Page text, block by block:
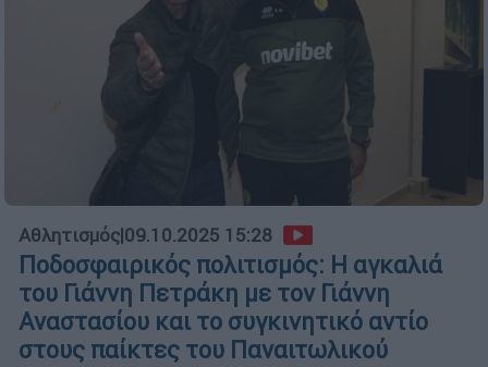
Αθλητισμός|09.10.2025 15:28
Ποδοσφαιρικός πολιτισμός: Η αγκαλιά
του Γιάννη Πετράκη με τον Γιάννη
Αναστασίου και το συγκινητικό αντίο
στους παίκτες του Παναιτωλικού